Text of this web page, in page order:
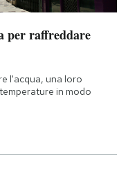
per raffreddare
l'acqua, una loro
in modo